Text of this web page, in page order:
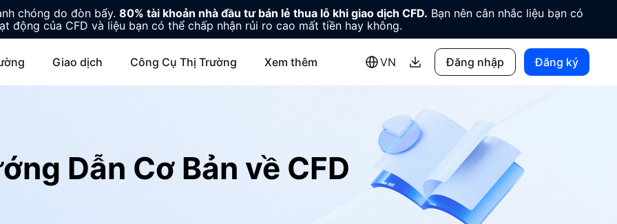
chóng do đòn bẩy. 80% tài khoản nhà đầu tư bán lẻ thua lỗ khi giao dịch CFD. Bạn nên cân nhắc liệu bạn có
động của CFD và liệu bạn có thể chấp nhận rủi ro cao mất tiền hay không.
Giao dịch Công Cụ Thị Trường Xem thêm VN Đăng nhập Đăng ký
Dẫn Cơ Bản về CFD